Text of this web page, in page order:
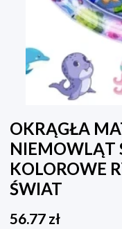
OKRĄGŁA
NIEMOWLĄT
KOLOROWE
ŚWIAT
56.77 zł